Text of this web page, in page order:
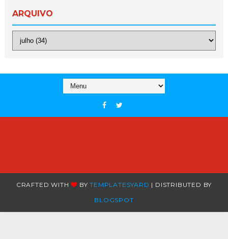
ARQUIVO
CRAFTED WITH BYTEMPLATESYARD | DISTRIBUTED BY
BLOGSPOT